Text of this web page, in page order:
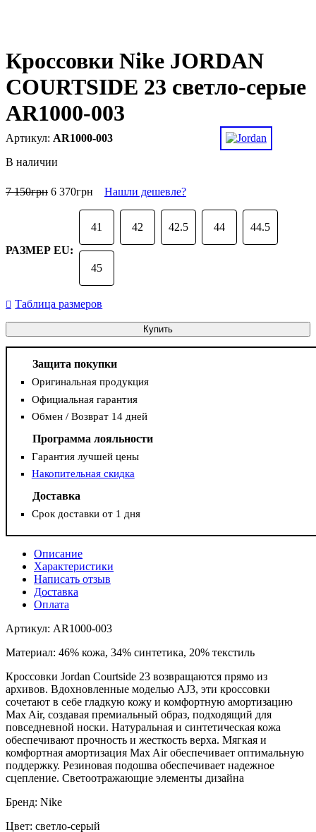
Кроссовки Nike JORDAN
COURTSIDE 23 светло-серые
AR1000-003
AR1000-003
В наличии
7 150грн 6 370грн Нашли дешевле?
РАЗМЕР EU:
41 42 42.5 44 44.5
45
Таблица размеров
Купить
Защита покупки
Оригинальная продукция
Официальная гарантия
Обмен / Возврат 14 дней
Программа лояльности
Гарантия лучшей цены
Накопительная скидка
Доставка
Срок доставки от 1 дня
Описание
Характеристики
Написать отзыв
Доставка
Оплата
Артикул: AR1000-003
Материал: 46% кожа, 34% синтетика, 20% текстиль
Кроссовки Jordan Courtside 23 возвращаются прямо из
архивов. Вдохновленные моделью AJ3, эти кроссовки
сочетают в себе гладкую кожу и комфортную амортизацию
Max Air, создавая премиальный образ, подходящий для
повседневной носки. Натуральная и синтетическая кожа
обеспечивают прочность и жесткость верха. Мягкая и
комфортная амортизация Max Air обеспечивает оптимальную
поддержку. Резиновая подошва обеспечивает надежное
сцепление. Светоотражающие элементы дизайна
Бренд: Nike
Цвет: светло-серый